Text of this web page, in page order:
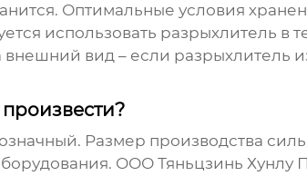
Оптимальные условия
использовать разрыхлитель в
вид – если разрыхлитель
Размер производства
ООО Тяньцзинь